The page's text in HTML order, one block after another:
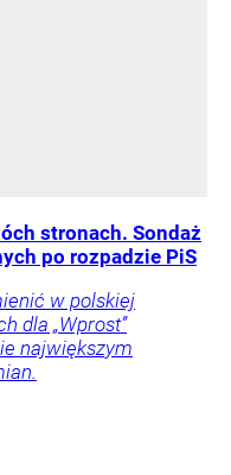
stronach. Sondaż
po rozpadzie PiS
w polskiej
dla „Wprost”
największym